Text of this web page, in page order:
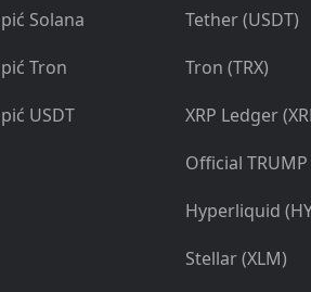
Solana
Tron
USDT
Tether (USDT)
Tron (TRX)
XRP Ledger
Official TRUMP
Hyperliquid
Stellar (XLM)